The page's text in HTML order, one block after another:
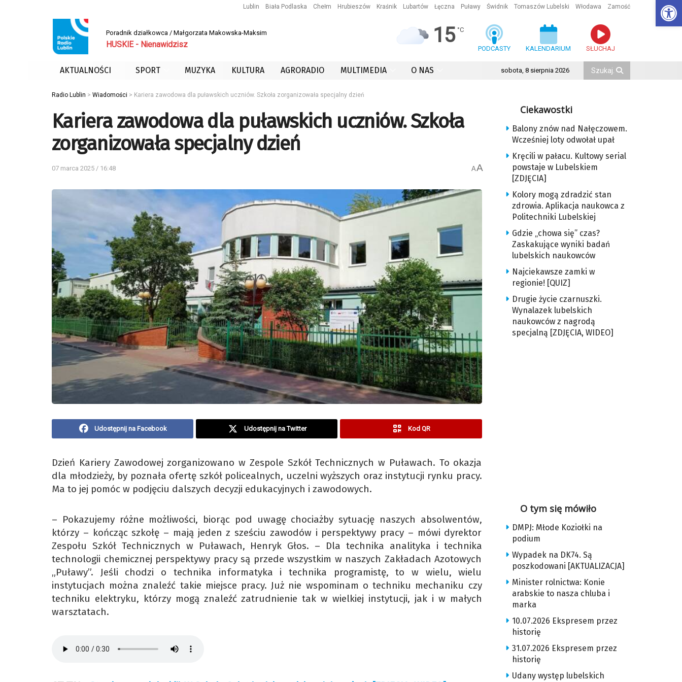
Lublin Biała Podlaska Chełm Hrubieszów Kraśnik Lubartów Łęczna Puławy Świdnik Tomaszów Lubelski Włodawa Zamość
Poradnik działkowca / Małgorzata Makowska-Maksim
HUSKIE - Nienawidzisz 15 °C
PODCASTY KALENDARIUM SŁUCHAJ
AKTUALNOŚCI SPORT MUZYKA KULTURA AGRORADIO MULTIMEDIA O NAS sobota, 8 sierpnia 2026
Radio Lublin > Wiadomości > Kariera zawodowa dla puławskich uczniów. Szkoła zorganizowała specjalny dzień
Kariera zawodowa dla puławskich uczniów. Szkoła
zorganizowała specjalny dzień
07 marca 2025 / 16:48 AA
Udostępnij na Facebook Udostępnij na Twitter Kod QR
Dzień Kariery Zawodowej zorganizowano w Zespole Szkół Technicznych w Puławach. To okazja
dla młodzieży, by poznała ofertę szkół policealnych, uczelni wyższych oraz instytucji rynku pracy.
Ma to jej pomóc w podjęciu dalszych decyzji edukacyjnych i zawodowych.
– Pokazujemy różne możliwości, biorąc pod uwagę chociażby sytuację naszych absolwentów,
którzy – kończąc szkołę – mają jeden z sześciu zawodów i perspektywy pracy – mówi dyrektor
Zespołu Szkół Technicznych w Puławach, Henryk Głos. – Dla technika analityka i technika
technologii chemicznej perspektywy pracy są przede wszystkim w naszych Zakładach Azotowych
„Puławy”. Jeśli chodzi o technika informatyka i technika programistę, to w wielu, wielu
instytucjach można znaleźć takie miejsce pracy. Już nie wspominam o techniku mechaniku czy
techniku elektryku, którzy mogą znaleźć zatrudnienie tak w wielkiej instytucji, jak i w małych
warsztatach.
Ciekawostki
Balony znów nad Nałęczowem.
Wcześniej loty odwołał upał
Kręcili w pałacu. Kultowy serial
powstaje w Lubelskiem
[ZDJĘCIA]
Kolory mogą zdradzić stan
zdrowia. Aplikacja naukowca z
Politechniki Lubelskiej
Gdzie „chowa się” czas?
Zaskakujące wyniki badań
lubelskich naukowców
Najciekawsze zamki w
regionie! [QUIZ]
Drugie życie czarnuszki.
Wynalazek lubelskich
naukowców z nagrodą
specjalną [ZDJĘCIA, WIDEO]
O tym się mówiło
DMPJ: Młode Koziołki na
podium
Wypadek na DK74. Są
poszkodowani [AKTUALIZACJA]
Minister rolnictwa: Konie
arabskie to nasza chluba i
marka
10.07.2026 Ekspresem przez
historię
31.07.2026 Ekspresem przez
historię
Udany występ lubelskich